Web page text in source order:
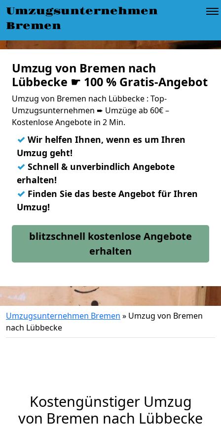
Umzugsunternehmen
Bremen
Umzug von Bremen nach
Lübbecke ☛ 100 % Gratis-Angebot
Umzug von Bremen nach Lübbecke : Top-
Umzugsunternehmen ➨ Umzüge ab 60€ –
Kostenlose Angebote in 2 Min.
✓ Wir helfen Ihnen, wenn es um Ihren
Umzug geht!
✓ Schnell & unverbindlich Angebote
erhalten!
✓ Finden Sie das beste Angebot für Ihren
Umzug!
blitzschnell kostenlose Angebote
erhalten
Umzugsunternehmen Bremen » Umzug von Bremen
nach Lübbecke
Kostengünstiger Umzug
von Bremen nach Lübbecke